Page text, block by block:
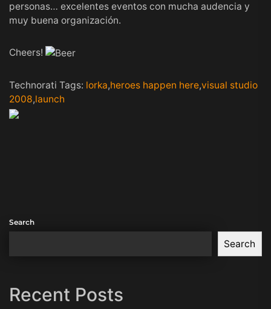
personas… excelentes eventos con mucha audencia y
muy buena organización.
Cheers!
Technorati Tags: lorka,heroes happen here,visual studio
2008,launch
Search
Search
Recent Posts